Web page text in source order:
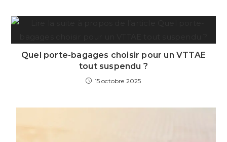
Quel porte-bagages choisir pour un VTTAE
tout suspendu ?
15 octobre 2025